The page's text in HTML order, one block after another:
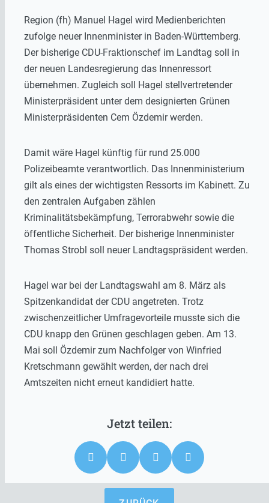
Region (fh) Manuel Hagel wird Medienberichten
zufolge neuer Innenminister in Baden-Württemberg.
Der bisherige CDU-Fraktionschef im Landtag soll in
der neuen Landesregierung das Innenressort
übernehmen. Zugleich soll Hagel stellvertretender
Ministerpräsident unter dem designierten Grünen
Ministerpräsidenten Cem Özdemir werden.
Damit wäre Hagel künftig für rund 25.000
Polizeibeamte verantwortlich. Das Innenministerium
gilt als eines der wichtigsten Ressorts im Kabinett. Zu
den zentralen Aufgaben zählen
Kriminalitätsbekämpfung, Terrorabwehr sowie die
öffentliche Sicherheit. Der bisherige Innenminister
Thomas Strobl soll neuer Landtagspräsident werden.
Hagel war bei der Landtagswahl am 8. März als
Spitzenkandidat der CDU angetreten. Trotz
zwischenzeitlicher Umfragevorteile musste sich die
CDU knapp den Grünen geschlagen geben. Am 13.
Mai soll Özdemir zum Nachfolger von Winfried
Kretschmann gewählt werden, der nach drei
Amtszeiten nicht erneut kandidiert hatte.